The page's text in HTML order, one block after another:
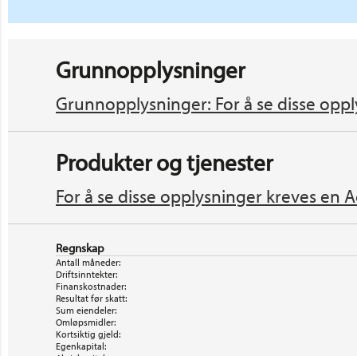
Grunnopplysninger
Grunnopplysninger: For å se disse
Produkter og tjenester
For å se disse opplysninger kreves en
Regnskap
Antall måneder:
Driftsinntekter:
Finanskostnader:
Resultat før skatt:
Sum eiendeler:
Omløpsmidler:
Kortsiktig gjeld:
Egenkapital: